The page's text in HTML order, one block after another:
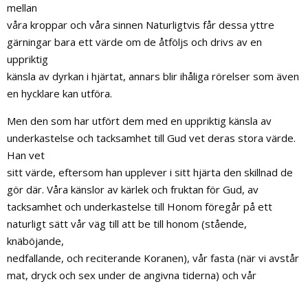
mellan
våra kroppar och våra sinnen Naturligtvis får dessa yttre
gärningar bara ett värde om de åtföljs och drivs av en
uppriktig
känsla av dyrkan i hjärtat, annars blir ihåliga rörelser som även
en hycklare kan utföra.
Men den som har utfört dem med en uppriktig känsla av
underkastelse och tacksamhet till Gud vet deras stora värde.
Han vet
sitt värde, eftersom han upplever i sitt hjärta den skillnad de
gör där. Våra känslor av kärlek och fruktan för Gud, av
tacksamhet och underkastelse till Honom föregår på ett
naturligt sätt vår väg till att be till honom (stående,
knäböjande,
nedfallande, och reciterande Koranen), vår fasta (när vi avstår
mat, dryck och sex under de angivna tiderna) och vår